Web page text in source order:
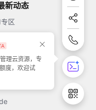
新动态
区
理云资源，专
度，欢迎试